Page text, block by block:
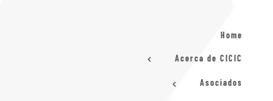
Home
Acerca de CICIC
Asociados